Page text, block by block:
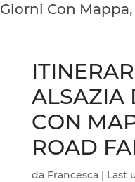
Giorni Con
ALSAZIA
CON
ROAD
da Francesca| Last